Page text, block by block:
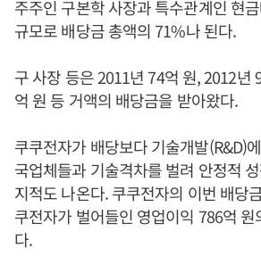
주주인 구본학 사장과 특수관계인 현
규모로 배당금 총액의 71%나 된다.
구 사장 등은 2011년 74억 원, 2012년
억 원 등 거액의 배당금을 받아왔다.
쿠쿠전자가 배당보다 기술개발(R&D)
국업체들과 기술격차를 벌려 안정적
지적도 나온다. 쿠쿠전자의 이번 배당
쿠전자가 벌어들인 영업이익 786억 원
다.